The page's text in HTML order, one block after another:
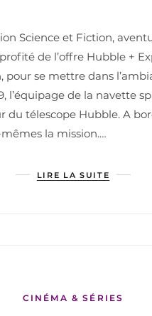
Science et Fiction,
de l’offre Hubble +
pour se mettre dans
l’équipage de la navette
du télescope Hubble. A
la mission.…
LIRE LA SUITE
CINÉMA & SÉRIES